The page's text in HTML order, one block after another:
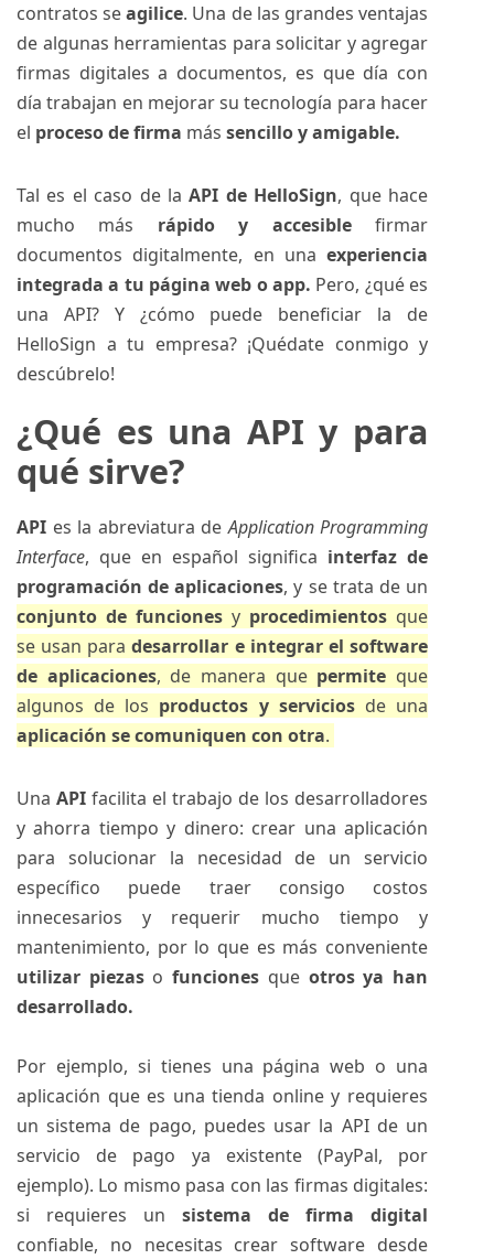
contratos seagilice. Una de las grandes ventajas
de algunas herramientas para solicitar y agregar
firmas digitales a documentos, es que día con
día trabajan en mejorar su tecnología para hacer
el proceso de firma más sencillo y amigable.
Tal es el caso de laAPI de HelloSign, que hace
mucho más rápido y accesiblefirmar
documentos digitalmente, en una experiencia
integrada a tu página web o app. Pero, ¿qué es
una API? Y ¿cómo puede beneficiar la de
HelloSign a tu empresa? ¡Quédate conmigo y
descúbrelo!
¿Qué es una API y para
qué sirve?
API es la abreviatura deApplication Programming
Interface, que en español significa interfaz de
programación de aplicaciones, y se trata de un
conjunto de funciones y procedimientos que
se usan paradesarrollar e integrar el software
de aplicaciones, de manera que permite que
algunos de los productos y serviciosde una
aplicación se comuniquen con otra.
Una API facilita el trabajo de los desarrolladores
y ahorra tiempo y dinero: crear una aplicación
para solucionar la necesidad de un servicio
específico puede traer consigo costos
innecesarios y requerir mucho tiempo y
mantenimiento, por lo que es más conveniente
utilizar piezasofunciones que otros ya han
desarrollado.
Por ejemplo, si tienes una página web o una
aplicación que es una tienda online y requieres
un sistema de pago, puedes usar la API de un
servicio de pago ya existente (PayPal, por
ejemplo). Lo mismo pasa con las firmas digitales:
si requieres un sistema de firma digital
confiable, no necesitas crear software desde